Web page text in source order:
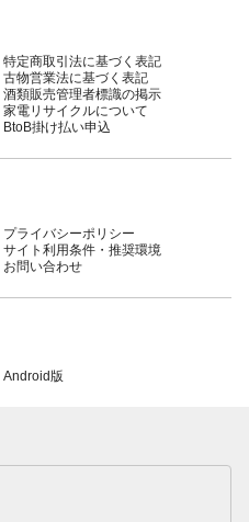
特定商取引法に基づく表記
古物営業法に基づく表記
酒類販売管理者標識の掲示
家電リサイクルについて
BtoB掛け払い申込
プライバシーポリシー
サイト利用条件・推奨環境
お問い合わせ
Android版